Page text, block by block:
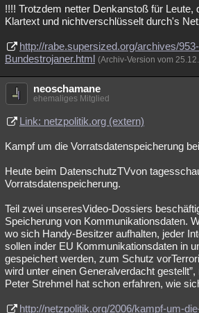
!!!! Trotzdem netter Denkanstoß für Leute,
Klartext und nichtverschlüsselt durch's
http://rabe.supersized.org/archives/
Bundestrojaner.html (Archiv-Version vom
neoschamane
ehemaliges Mitglied
Link: netzpolitik.org (extern)
Kampf um die Vorratsdatenspeicherung
Heute beim DatenschutzTVvon
Vorratsdatenspeicherung.
Teil zwei unseresVideo-Dossiers
Speicherung von Kommunikationsdaten.
wo sich Handy-Besitzer aufhalten, jeder
sollen inder EU Kommunikationsdaten in
gespeichert werden, zum Schutz
wird unter einen Generalverdacht
Peter Strehmel hat schon erfahren, wie
http://netzpolitik.org/2006/kampf-um-